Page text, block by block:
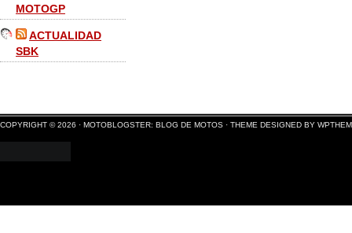
MOTOGP
ACTUALIDAD
SBK
COPYRIGHT © 2026 · MOTOBLOGSTER: BLOG DE MOTOS · THEME DESIGNED BY